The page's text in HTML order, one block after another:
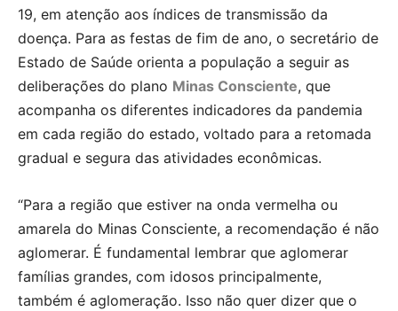
19, em atenção aos índices de transmissão da
doença. Para as festas de fim de ano, o secretário de
Estado de Saúde orienta a população a seguir as
deliberações do plano Minas Consciente, que
acompanha os diferentes indicadores da pandemia
em cada região do estado, voltado para a retomada
gradual e segura das atividades econômicas.
“Para a região que estiver na onda vermelha ou
amarela do Minas Consciente, a recomendação é não
aglomerar. É fundamental lembrar que aglomerar
famílias grandes, com idosos principalmente,
também é aglomeração. Isso não quer dizer que o